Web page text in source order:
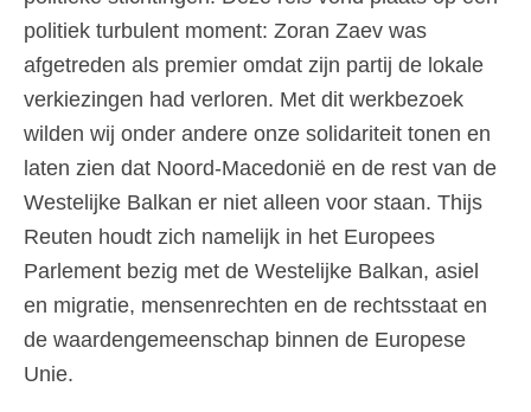
politiek turbulent moment: Zoran Zaev was
afgetreden als premier omdat zijn partij de lokale
verkiezingen had verloren. Met dit werkbezoek
wilden wij onder andere onze solidariteit tonen en
laten zien dat Noord-Macedonië en de rest van de
Westelijke Balkan er niet alleen voor staan. Thijs
Reuten houdt zich namelijk in het Europees
Parlement bezig met de Westelijke Balkan, asiel
en migratie, mensenrechten en de rechtsstaat en
de waardengemeenschap binnen de Europese
Unie.